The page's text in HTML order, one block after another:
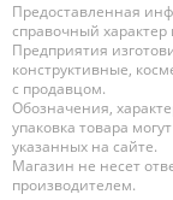
Предоставленная
справочный
Предприятия
конструктивные,
с продавцом.
Обозначения,
упаковка товара
указанных на сайте.
Магазин не несет
производителем.